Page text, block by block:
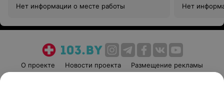
Нет информации о месте работы Нет
О проекте Новости проекта
Размещение рекламы